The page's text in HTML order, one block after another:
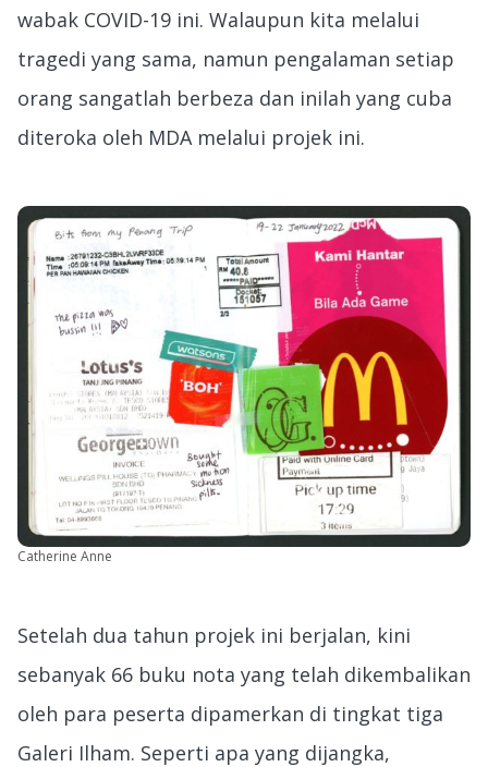
wabak COVID-19 ini. Walaupun kita melalui
tragedi yang sama, namun pengalaman setiap
orang sangatlah berbeza dan inilah yang cuba
diteroka oleh MDA melalui projek ini.
Catherine Anne
Setelah dua tahun projek ini berjalan, kini
sebanyak 66 buku nota yang telah dikembalikan
oleh para peserta dipamerkan di tingkat tiga
Galeri Ilham. Seperti apa yang dijangka,